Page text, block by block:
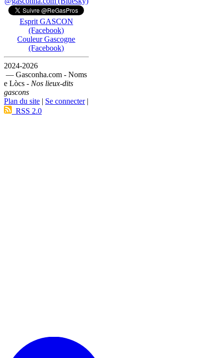
Esprit GASCON
(Facebook)
Couleur Gascogne
(Facebook)
2024-2026
— Gasconha.com - Noms
e Lòcs - Nos lieux-dits
gascons
Plan du site | Se connecter|
RSS 2.0